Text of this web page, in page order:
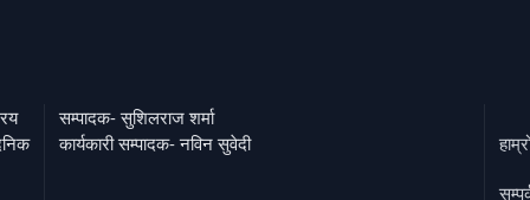
सम्पादक- सुशिलराज शर्मा
कार्यकारी सम्पादक- नविन सुवेदी